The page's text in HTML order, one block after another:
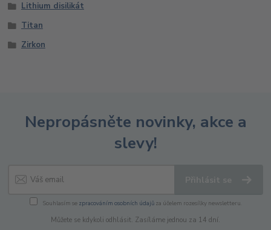
Lithium disilikát
Titan
Zirkon
Nepropásněte novinky, akce a
slevy!
Souhlasím se zpracováním osobních údajůza účelem rozesílky newsletteru.
Můžete se kdykoli odhlásit. Zasíláme jednou za 14 dní.